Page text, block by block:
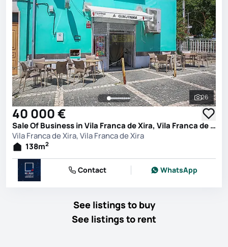
See all
26
40 000 €
Sale Of Business in Vila Franca de Xira, Vila Franca de Xira
Vila Franca de Xira, Vila Franca de Xira
138m2
Contact WhatsApp
See listings to buy
See listings to rent